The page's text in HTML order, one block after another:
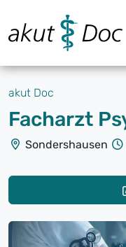
akut Doc
Sondershausen